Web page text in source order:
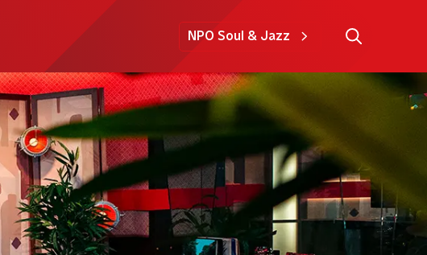
NPO Soul & Jazz